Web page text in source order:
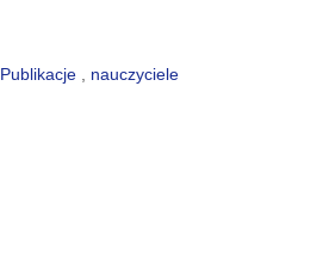
Publikacje nauczyciele